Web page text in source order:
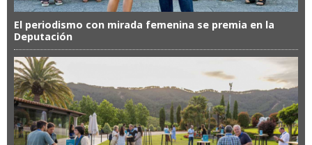
El periodismo con mirada femenina se premia en la
Deputación